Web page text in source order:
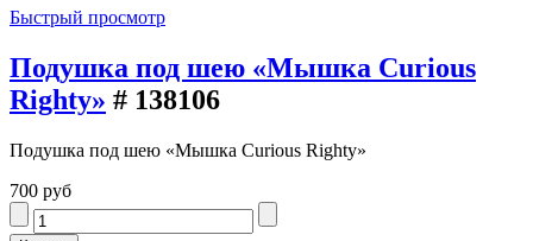
Быстрый просмотр
Подушка под шею «Мышка Curious
Righty» # 138106
Подушка под шею «Мышка Curious Righty»
700 руб